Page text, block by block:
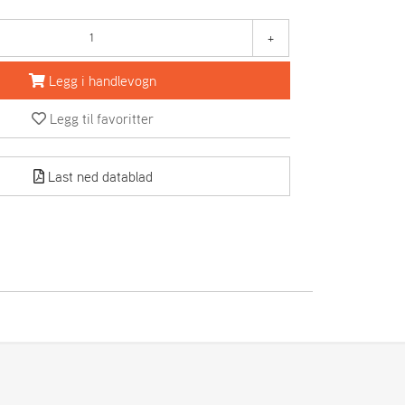
+
Legg i handlevogn
Legg til favoritter
Last ned datablad